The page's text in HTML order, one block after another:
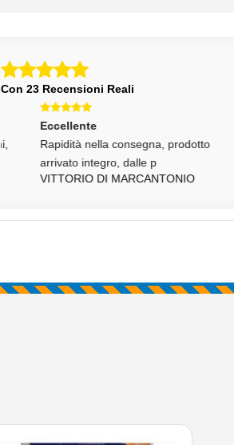
Con 23 Recensioni Reali
Eccellente
Rapidità nella consegna, prodotto
arrivato integro, dalle p
VITTORIO DI MARCANTONIO